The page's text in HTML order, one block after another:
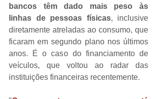
bancos têm dado mais peso às
linhas de pessoas físicas, inclusive
diretamente atreladas ao consumo, que
ficaram em segundo plano nos últimos
anos. É o caso do financiamento de
veículos, que voltou ao radar das
instituições financeiras recentemente.